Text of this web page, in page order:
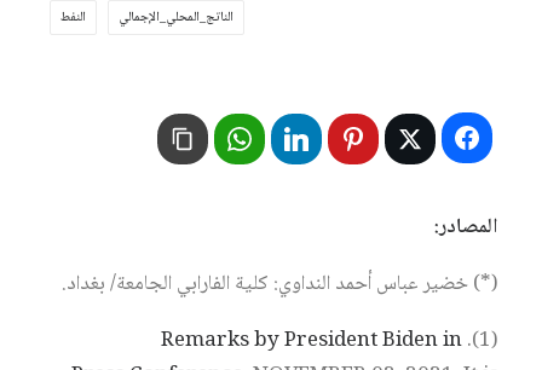
الناتج_المحلي_الإجمالي النفط
المصادر:
(*) خضير عباس أحمد النداوي: كلية الفارابي الجامعة/ بغداد.
(1).
Remarks by President Biden in